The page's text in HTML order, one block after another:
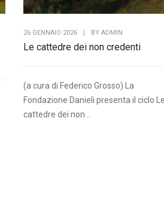
26 GENNAIO 2026 | BYADMIN
Le cattedre dei non credenti
(a cura di Federico Grosso) La
Fondazione Danieli presenta il ciclo Le
cattedre dei non...